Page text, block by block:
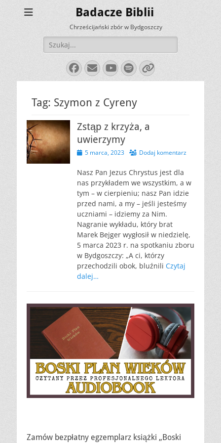
Badacze Biblii
Chrześcijański zbór w Bydgoszczy
Szukaj:
Facebook
E-
mail
YouTube
Spotify
Link
Tag: Szymon z Cyreny
Zstąp z krzyża, a
uwierzymy
Opublikowano
5 marca, 2023 Dodaj komentarz
Nasz Pan Jezus Chrystus jest dla
nas przykładem we wszystkim, a w
tym – w cierpieniu; nasz Pan idzie
przed nami, a my – jeśli jesteśmy
uczniami – idziemy za Nim.
Nagranie wykładu, który brat
Marek Bejger wygłosił w niedzielę,
5 marca 2023 r. na spotkaniu zboru
w Bydgoszczy: „A ci, którzy
przechodzili obok, bluźnili Czytaj
dalej…
Zamów bezpłatny egzemplarz książki „Boski